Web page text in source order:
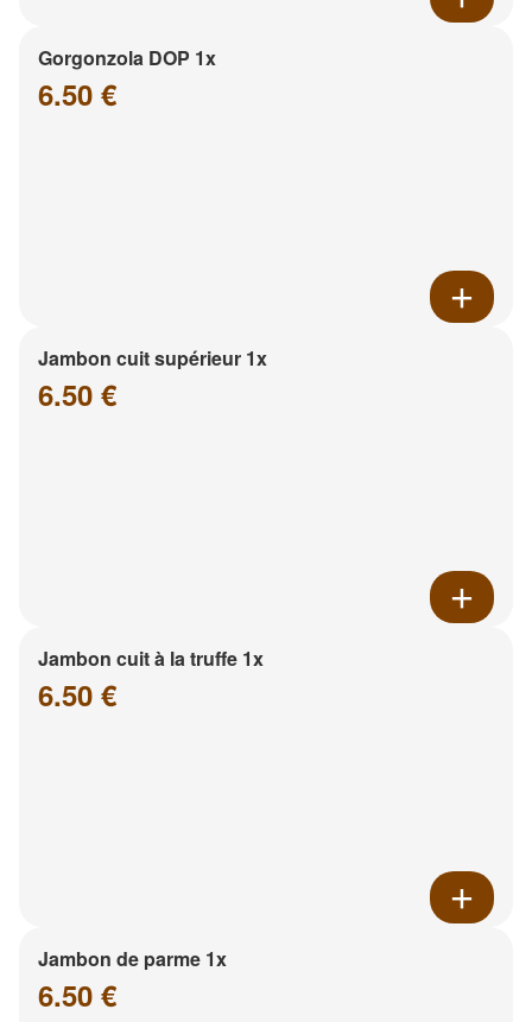
Gorgonzola DOP 1x
6.50 €
Jambon cuit supérieur 1x
6.50 €
Jambon cuit à la truffe 1x
6.50 €
Jambon de parme 1x
6.50 €